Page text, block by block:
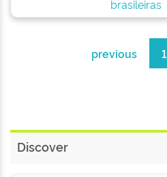
brasileiras
previous 1
Discover